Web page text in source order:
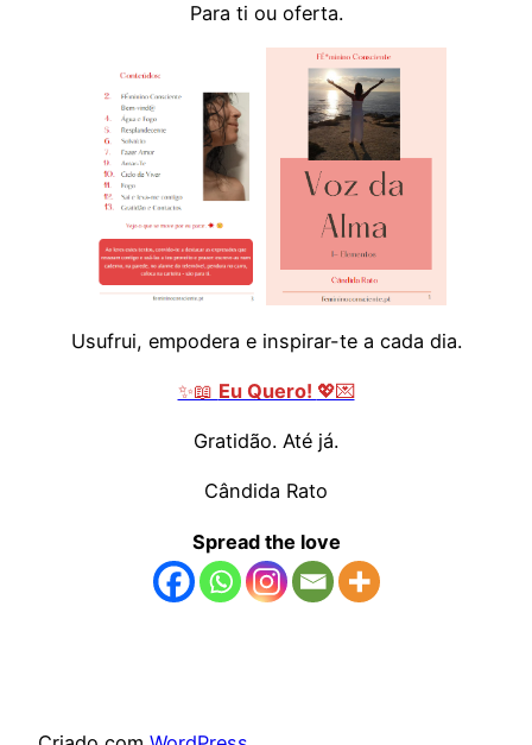
Para ti ou oferta.
Usufrui, empodera e inspirar-te a cada dia.
✨📖 Eu Quero! 💖💌
Gratidão. Até já.
Cândida Rato
Spread the love